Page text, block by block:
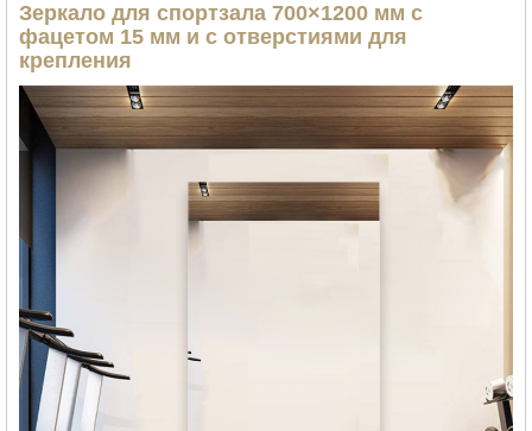
Зеркало для спортзала 700×1200 мм с
фацетом 15 мм и с отверстиями для
крепления